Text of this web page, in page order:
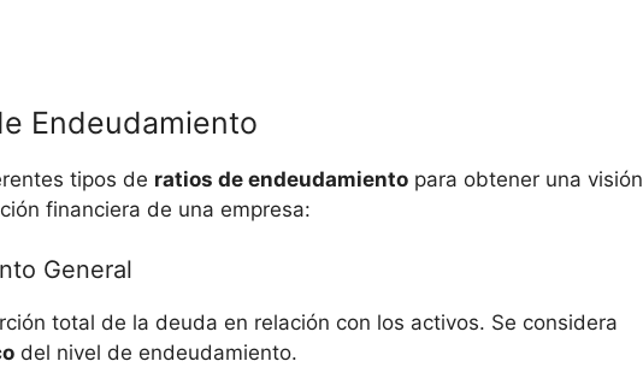
Endeudamiento
tipos de ratios de endeudamiento para obtener una ‌visión‍
financiera de⁣ una empresa:
General
total ‌de‍ la‌ deuda en relación‍ con los activos. Se considera‍
del⁣ nivel de endeudamiento.